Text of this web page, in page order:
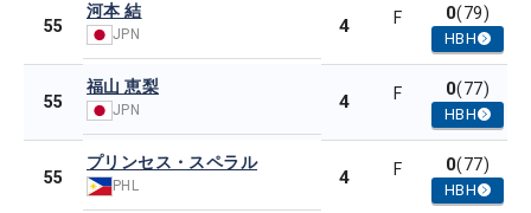
55
河本 結
JPN 4 F 0(79)
HBH
55
福山 恵梨
JPN 4 F 0(77)
HBH
55
プリンセス・スペラル
PHL 4 F 0(77)
HBH